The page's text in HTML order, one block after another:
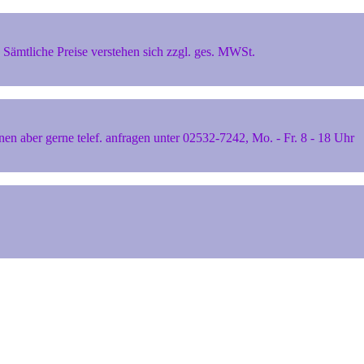
Preise verstehen sich zzgl. ges. MWSt.
aber gerne telef. anfragen unter 02532-7242, Mo. - Fr. 8 - 18 Uhr